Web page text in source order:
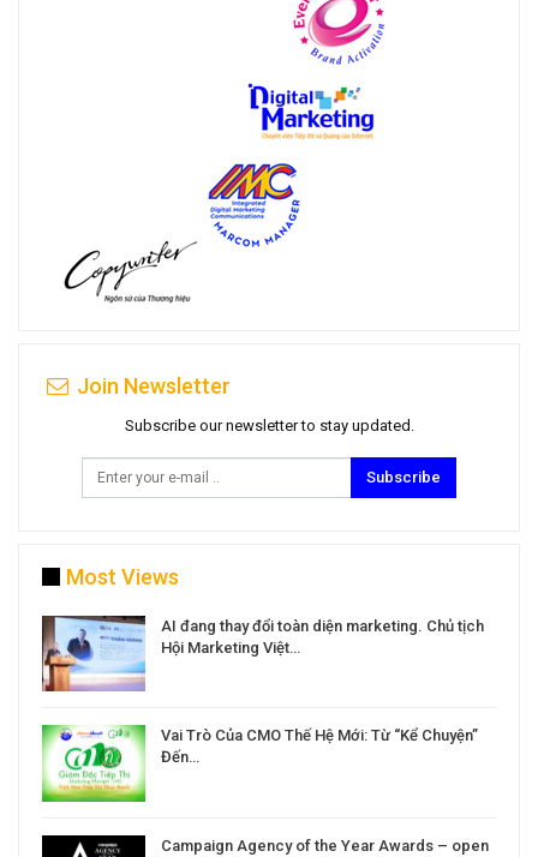
Join Newsletter
Subscribe our newsletter to stay updated.
Subscribe
Most Views
AI đang thay đổi toàn diện marketing. Chủ tịch
Hội Marketing Việt…
Vai Trò Của CMO Thế Hệ Mới: Từ “Kể Chuyện”
Đến…
Campaign Agency of the Year Awards – open